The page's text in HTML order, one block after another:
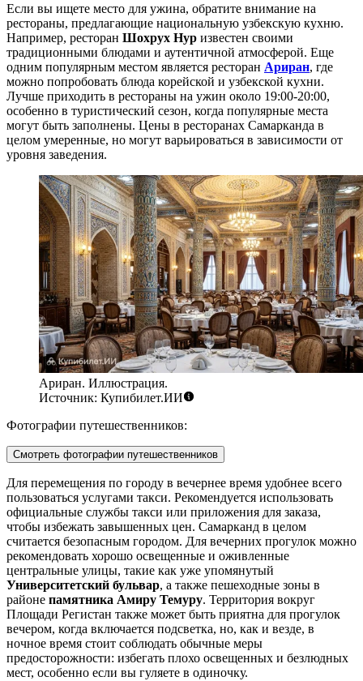
Если вы ищете место для ужина, обратите внимание на
рестораны, предлагающие национальную узбекскую кухню.
Например, ресторан Шохрух Нур известен своими
традиционными блюдами и аутентичной атмосферой. Еще
одним популярным местом является ресторан Ариран, где
можно попробовать блюда корейской и узбекской кухни.
Лучше приходить в рестораны на ужин около 19:00-20:00,
особенно в туристический сезон, когда популярные места
могут быть заполнены. Цены в ресторанах Самарканда в
целом умеренные, но могут варьироваться в зависимости от
уровня заведения.
Ариран. Иллюстрация.
Источник: Купибилет.ИИ
Фотографии путешественников:
Смотреть фотографии путешественников
Для перемещения по городу в вечернее время удобнее всего
пользоваться услугами такси. Рекомендуется использовать
официальные службы такси или приложения для заказа,
чтобы избежать завышенных цен. Самарканд в целом
считается безопасным городом. Для вечерних прогулок можно
рекомендовать хорошо освещенные и оживленные
центральные улицы, такие как уже упомянутый
Университетский бульвар, а также пешеходные зоны в
районе памятника Амиру Темуру. Территория вокруг
Площади Регистан также может быть приятна для прогулок
вечером, когда включается подсветка, но, как и везде, в
ночное время стоит соблюдать обычные меры
предосторожности: избегать плохо освещенных и безлюдных
мест, особенно если вы гуляете в одиночку.